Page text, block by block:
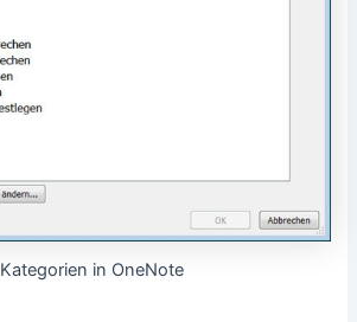
Kategorien in OneNote